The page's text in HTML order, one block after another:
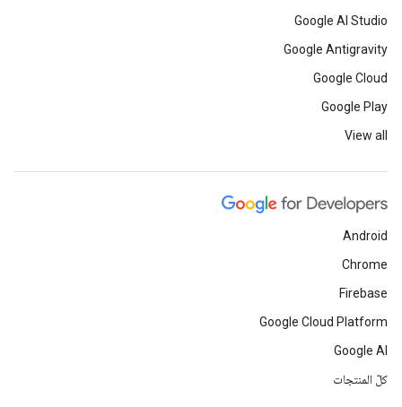
Google AI Studio
Google Antigravity
Google Cloud
Google Play
View all
Android
Chrome
Firebase
Google Cloud Platform
Google AI
كلّ المنتجات